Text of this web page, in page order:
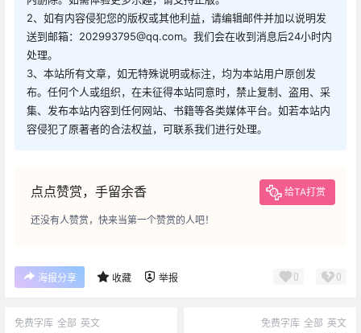
2、如有内容侵犯您的版权或其他利益，请编辑邮件并加以说明发
送到邮箱：202993795@qq.com。我们会在收到消息后24小时内
处理。
3、本站所有文章，如无特殊说明或标注，均为本站用户原创发
布。任何个人或组织，在未征得本站同意时，禁止复制、盗用、采
集、发布本站内容到任何网站、书籍等各类媒体平台。如若本站内
容侵犯了原著者的合法权益，可联系我们进行处理。
点点赞赏，手留余香 给TA打赏
还没有人赞赏，快来当第一个赞赏的人吧！
海报分享 收藏 举报 0 0
免费字库 全部 英文 免费字库 全部 英文